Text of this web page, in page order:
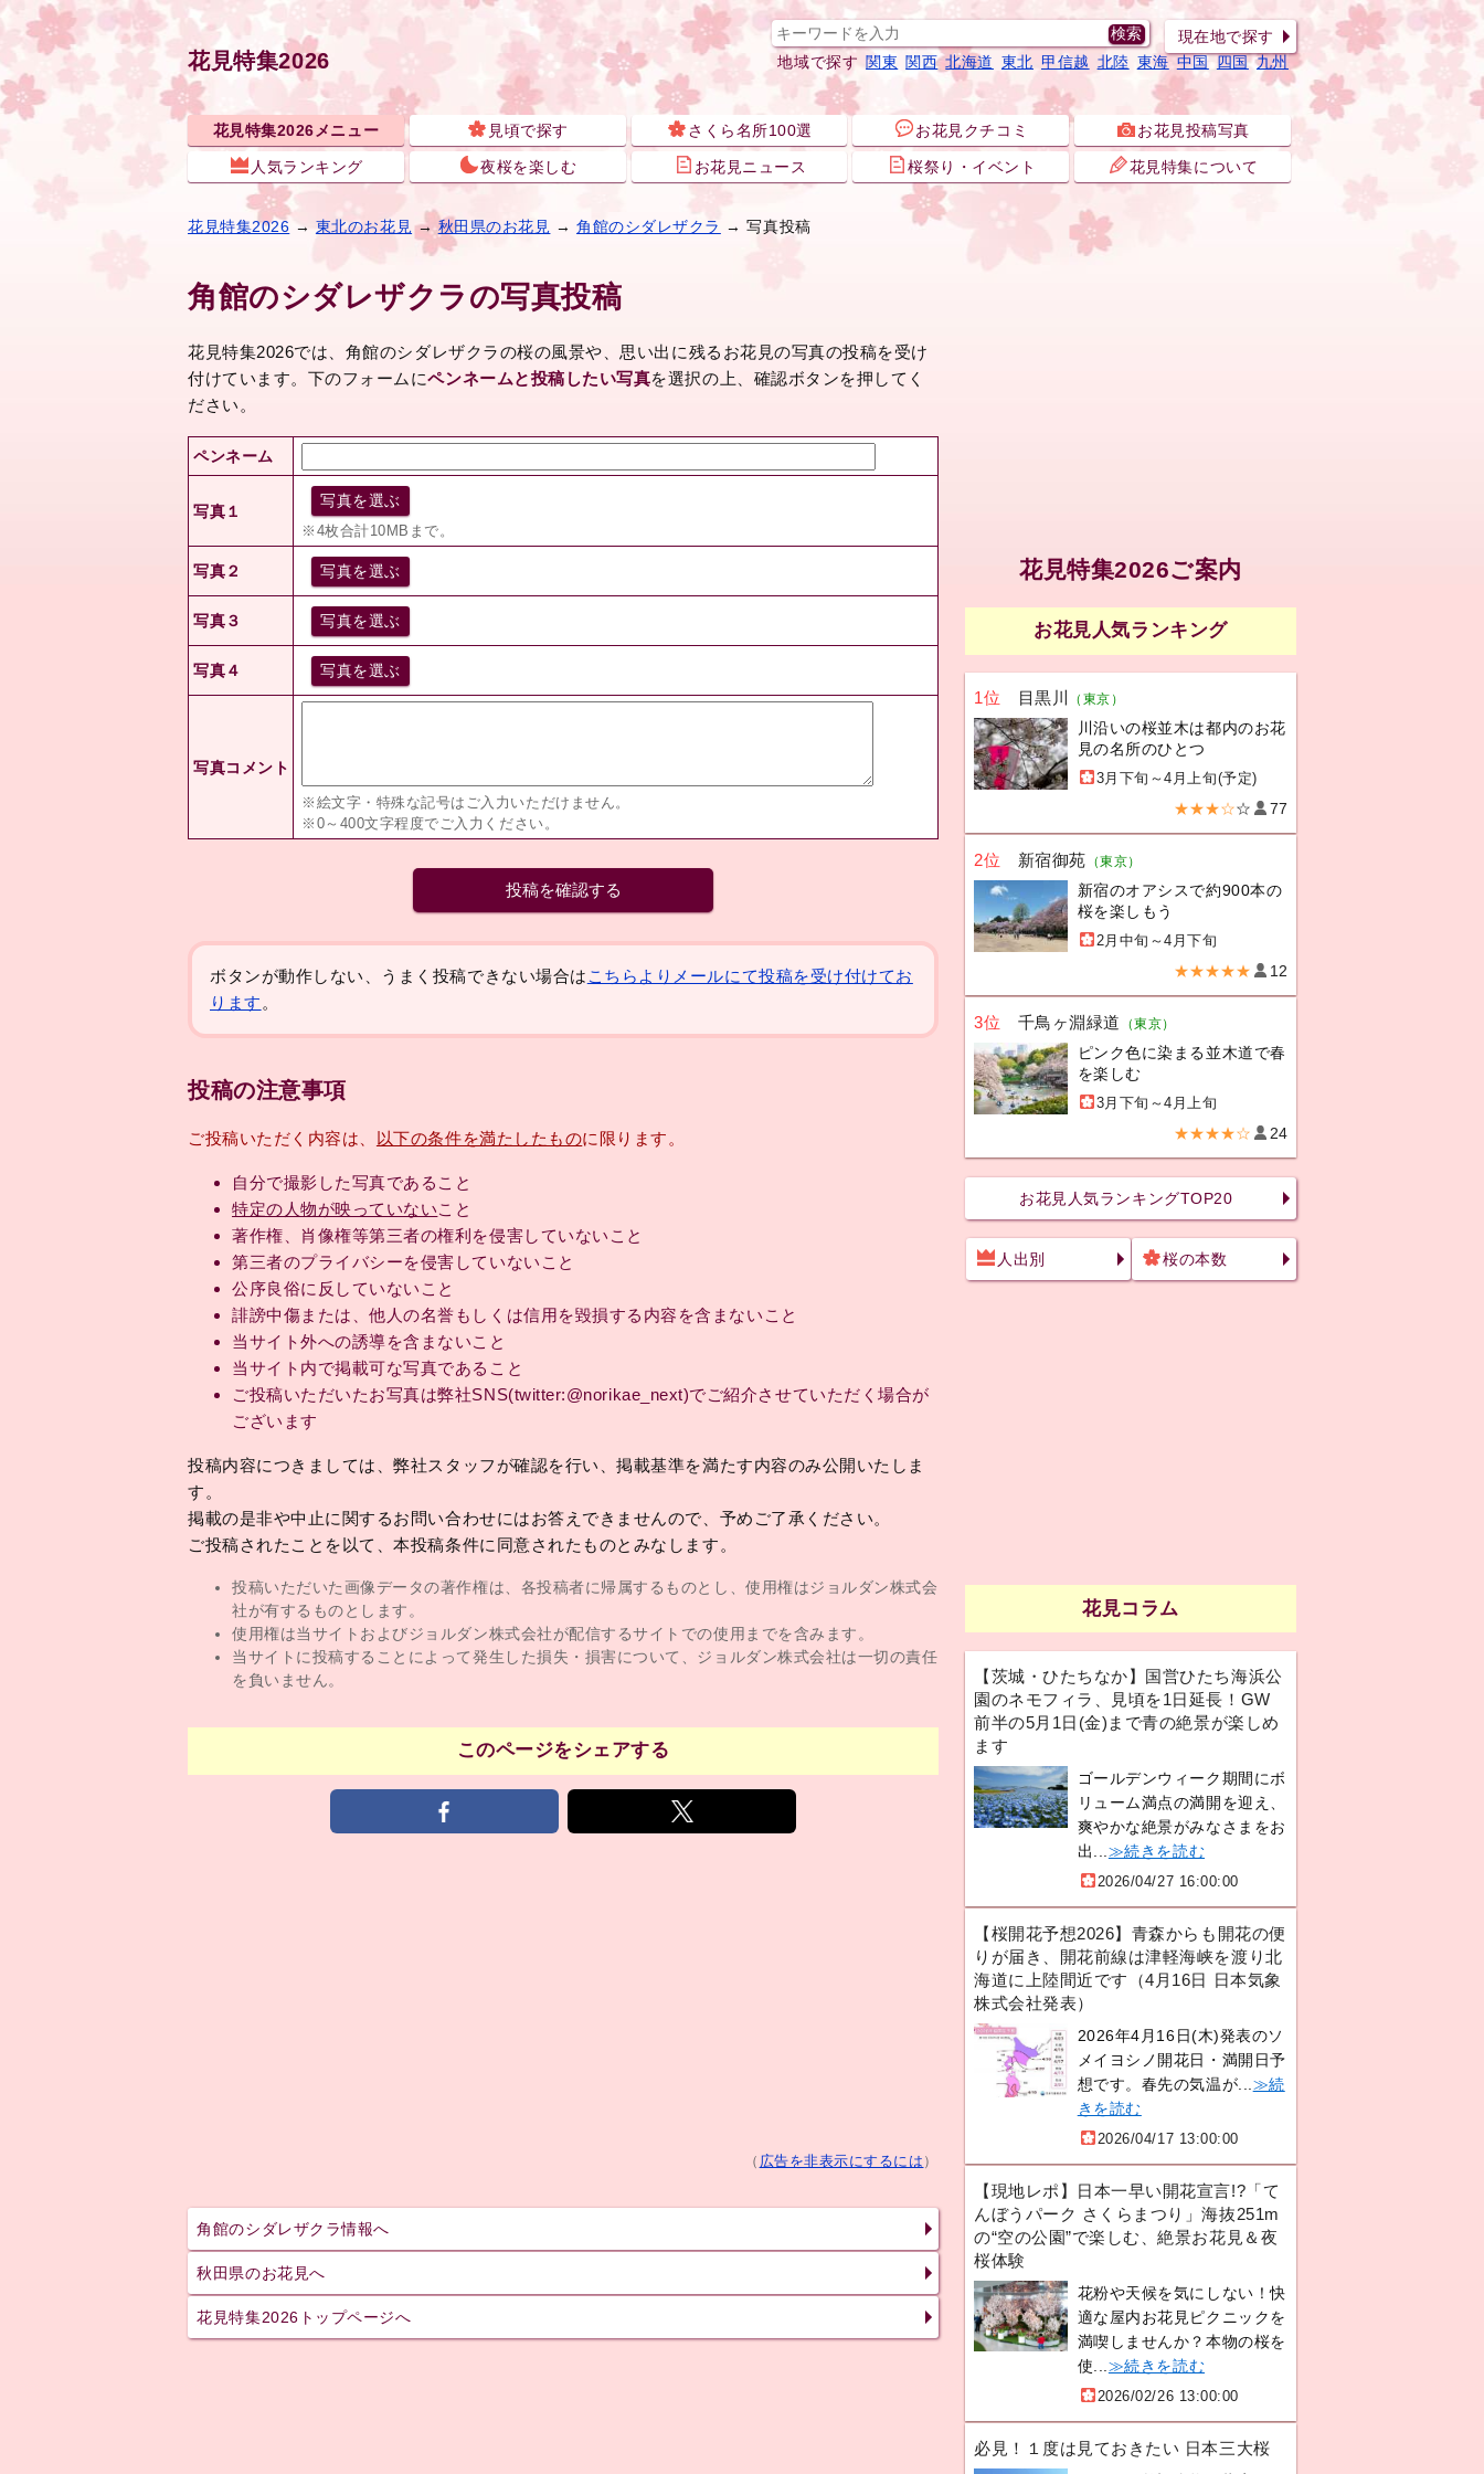
花見特集2026
現在地で探す
地域で探す 関東 関西 北海道 東北 甲信越 北陸 東海 中国 四国 九州
花見特集2026メニュー 見頃で探す さくら名所100選 お花見クチコミ お花見投稿写真
人気ランキング 夜桜を楽しむ お花見ニュース 桜祭り・イベント 花見特集について
花見特集2026 → 東北のお花見 →秋田県のお花見 →角館のシダレザクラ → 写真投稿
角館のシダレザクラの写真投稿
花見特集2026では、角館のシダレザクラの桜の風景や、思い出に残るお花見の写真の投稿を受け
付けています。下のフォームにペンネームと投稿したい写真を選択の上、確認ボタンを押してく
ださい。
ペンネーム
写真１
写真を選ぶ
※4枚合計10MBまで。
写真２ 写真を選ぶ
写真３ 写真を選ぶ
写真４ 写真を選ぶ
写真コメント
※絵文字・特殊な記号はご入力いただけません。
※0～400文字程度でご入力ください。
ボタンが動作しない、うまく投稿できない場合は こちらよりメールにて投稿を受け付けてお
ります 。
投稿の注意事項
ご投稿いただく内容は、 以下の条件を満たしたものに限ります。
自分で撮影した写真であること
特定の人物が映っていないこと
著作権、肖像権等第三者の権利を侵害していないこと
第三者のプライバシーを侵害していないこと
公序良俗に反していないこと
誹謗中傷または、他人の名誉もしくは信用を毀損する内容を含まないこと
当サイト外への誘導を含まないこと
当サイト内で掲載可な写真であること
ご投稿いただいたお写真は弊社SNS(twitter:@norikae_next)でご紹介させていただく場合が
ございます
投稿内容につきましては、弊社スタッフが確認を行い、掲載基準を満たす内容のみ公開いたしま
す。
掲載の是非や中止に関するお問い合わせにはお答えできませんので、予めご了承ください。
ご投稿されたことを以て、本投稿条件に同意されたものとみなします。
投稿いただいた画像データの著作権は、各投稿者に帰属するものとし、使用権はジョルダン株式会
社が有するものとします。
使用権は当サイトおよびジョルダン株式会社が配信するサイトでの使用までを含みます。
当サイトに投稿することによって発生した損失・損害について、ジョルダン株式会社は一切の責任
を負いません。
このページをシェアする
（ 広告を非表示にするには ）
花見特集2026ご案内
お花見人気ランキング
1位 目黒川 （東京）
川沿いの桜並木は都内のお花
見の名所のひとつ
3月下旬～4月上旬(予定)
★★★☆☆ 77
2位 新宿御苑 （東京）
新宿のオアシスで約900本の
桜を楽しもう
2月中旬～4月下旬
★★★★★ 12
3位 千鳥ヶ淵緑道 （東京）
ピンク色に染まる並木道で春
を楽しむ
3月下旬～4月上旬
★★★★☆ 24
お花見人気ランキングTOP20
人出別 桜の本数
花見コラム
【茨城・ひたちなか】国営ひたち海浜公
園のネモフィラ、見頃を1日延長！GW
前半の5月1日(金)まで青の絶景が楽しめ
ます
ゴールデンウィーク期間にボ
リューム満点の満開を迎え、
爽やかな絶景がみなさまをお
出... ≫続きを読む
2026/04/27 16:00:00
【桜開花予想2026】青森からも開花の便
りが届き、開花前線は津軽海峡を渡り北
海道に上陸間近です（4月16日 日本気象
株式会社発表）
2026年4月16日(木)発表のソ
メイヨシノ開花日・満開日予
想です。春先の気温が... ≫続
きを読む
2026/04/17 13:00:00
【現地レポ】日本一早い開花宣言!?「て
んぼうパーク さくらまつり」海抜251m
の“空の公園”で楽しむ、絶景お花見＆夜
桜体験
花粉や天候を気にしない！快
適な屋内お花見ピクニックを
満喫しませんか？本物の桜を
使... ≫続きを読む
2026/02/26 13:00:00
必見！１度は見ておきたい 日本三大桜
角館のシダレザクラ情報へ
秋田県のお花見へ
花見特集2026トップページへ